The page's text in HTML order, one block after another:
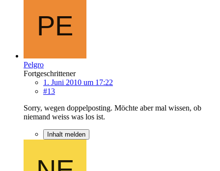
Pelgro
Fortgeschrittener
1. Juni 2010 um 17:22
#13
Sorry, wegen doppelposting. Möchte aber mal wissen, ob
niemand weiss was los ist.
Inhalt melden